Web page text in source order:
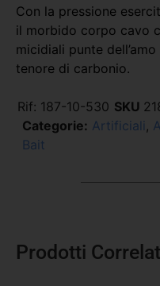
Con la pressione
il morbido corpo cavo
micidiali punte
tenore di carbonio.
Rif: 187-10-530 SKU
Categorie: Artificiali ,
Bait
Prodotti